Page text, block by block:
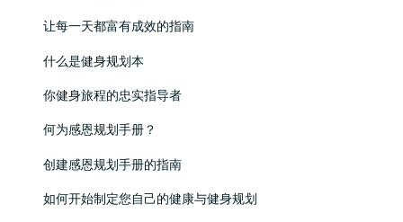
让每一天都富有成效的指南
什么是健身规划本
你健身旅程的忠实指导者
何为感恩规划手册？
创建感恩规划手册的指南
如何开始制定您自己的健康与健身规划